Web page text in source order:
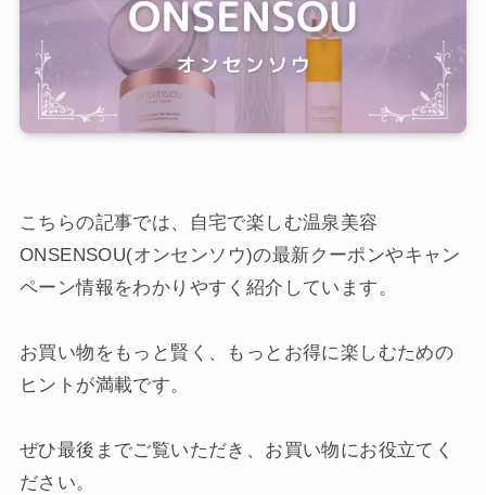
こちらの記事では、自宅で楽しむ温泉美容
ONSENSOU(オンセンソウ)の最新クーポンやキャン
ペーン情報をわかりやすく紹介しています。
お買い物をもっと賢く、もっとお得に楽しむための
ヒントが満載です。
ぜひ最後までご覧いただき、お買い物にお役立てく
ださい。